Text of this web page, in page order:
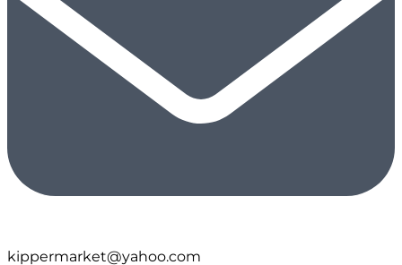
kippermarket@yahoo.com